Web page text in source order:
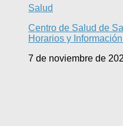
Salud
Centro de Salud de
Horarios y Información
7 de noviembre de